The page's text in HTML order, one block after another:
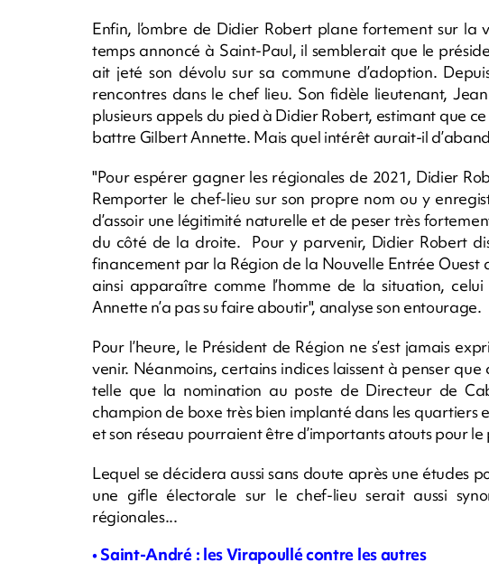
Enfin, l’ombre de Didier Robert plane fortement sur la
temps annoncé à Saint-Paul, il semblerait que le
ait jeté son dévolu sur sa commune d’adoption.
rencontres dans le chef lieu. Son fidèle lieutenant,
plusieurs appels du pied à Didier Robert, estimant que
battre Gilbert Annette. Mais quel intérêt aurait-il
"Pour espérer gagner les régionales de 2021, Didier
Remporter le chef-lieu sur son propre nom ou y
d’assoir une légitimité naturelle et de peser très
du côté de la droite. Pour y parvenir, Didier Robert
financement par la Région de la Nouvelle Entrée Ouest
ainsi apparaître comme l’homme de la situation,
Annette n’a pas su faire aboutir", analyse son entourage.
Pour l’heure, le Président de Région ne s’est jamais
venir. Néanmoins, certains indices laissent à penser
telle que la nomination au poste de Directeur de
champion de boxe très bien implanté dans les quartiers
et son réseau pourraient être d’importants atouts pour
Lequel se décidera aussi sans doute après une études
une gifle électorale sur le chef-lieu serait aussi
régionales...
• Saint-André : les Virapoullé contre les autres